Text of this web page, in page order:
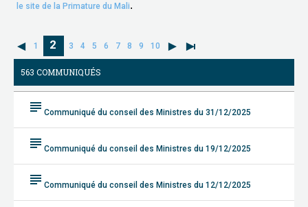
le site de la Primature du Mali.
1 2 3 4 5 6 7 8 9 10
563 COMMUNIQUÉS
subject Communiqué du conseil des Ministres du 31/12/2025
subject Communiqué du conseil des Ministres du 19/12/2025
subject Communiqué du conseil des Ministres du 12/12/2025